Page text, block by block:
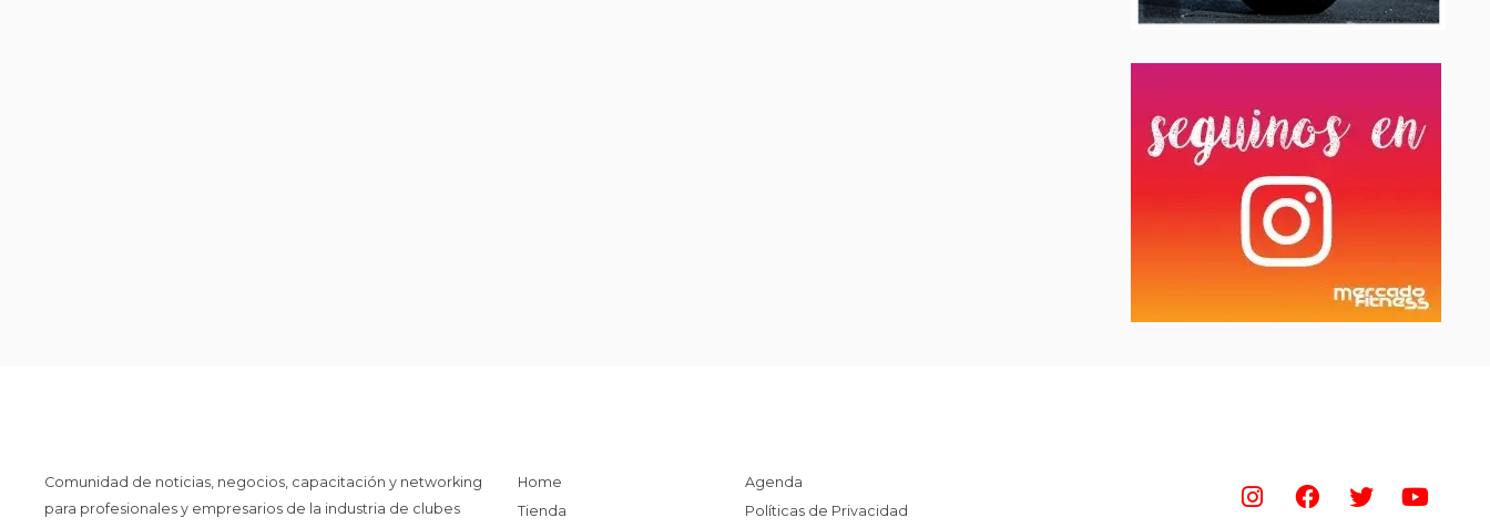
Comunidad de noticias, negocios, capacitación y networking
para profesionales y empresarios de la industria de clubes
Home
Tienda
Agenda
Políticas de Privacidad